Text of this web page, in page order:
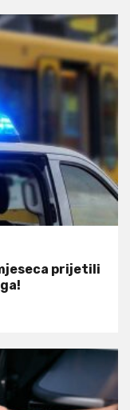
prijetili